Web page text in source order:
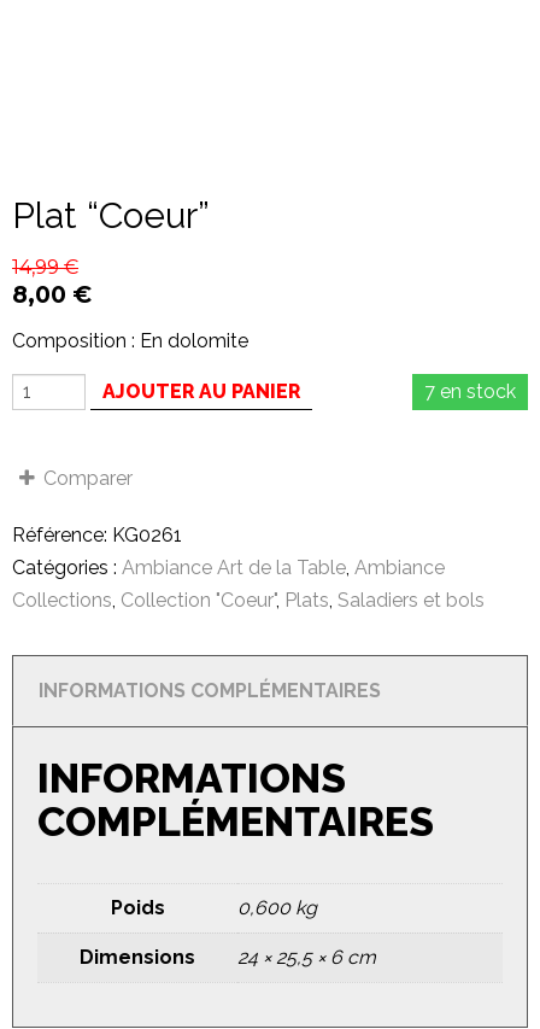
Plat “Coeur”
14,99€
8,00 €
Composition : En dolomite
7 en stock
AJOUTER AU PANIER
Comparer
Référence: KG0261
Catégories : Ambiance Art de la Table, Ambiance
Collections, Collection "Coeur", Plats, Saladiers et bols
INFORMATIONS COMPLÉMENTAIRES
INFORMATIONS
COMPLÉMENTAIRES
Poids 0,600 kg
Dimensions 24 × 25,5 × 6 cm